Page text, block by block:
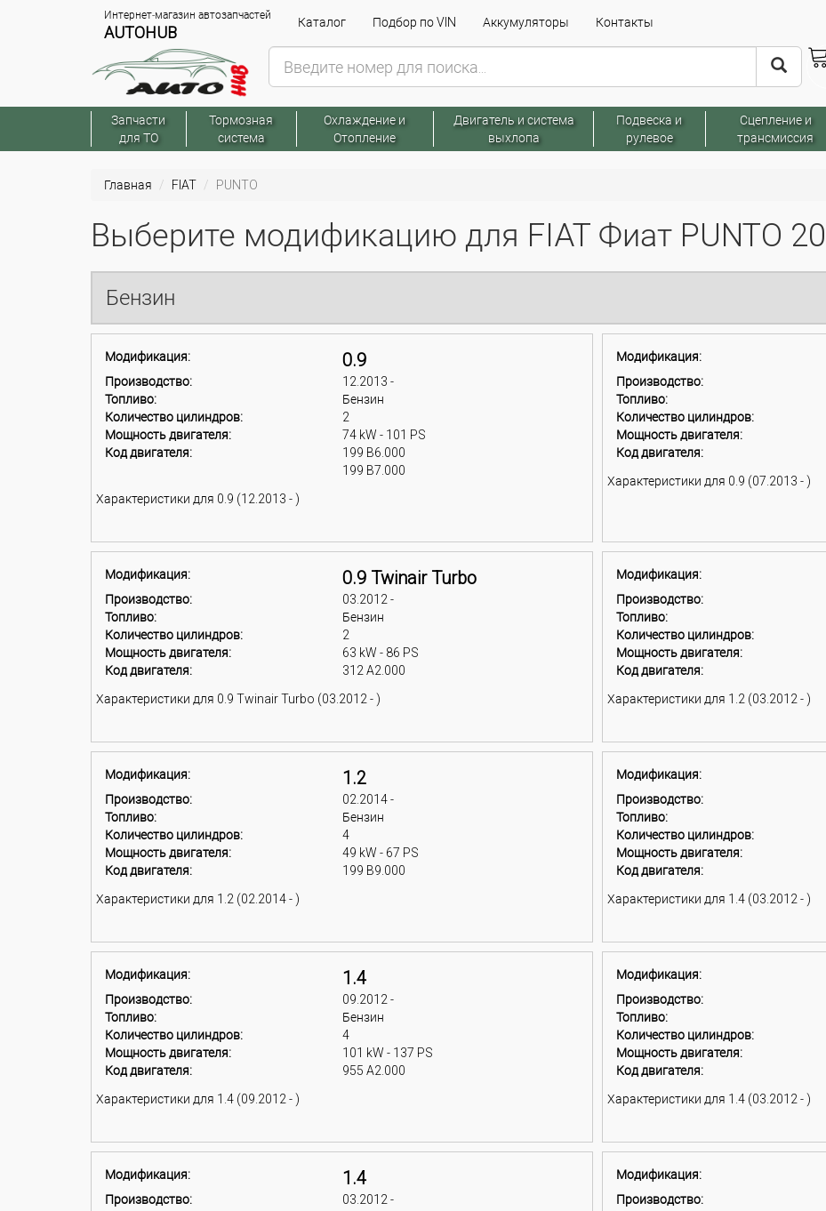
Интернет-магазин автозапчастей
AUTOHUB
Каталог Подбор по VIN Аккумуляторы Контакты
Запчасти
для ТО
Тормозная
система
Охлаждение и
Отопление
Двигатель и система
выхлопа
Подвеска и
рулевое
Сцепление и
трансмиссия
Главная FIAT PUNTO
Выберите модификацию для FIAT Фиат PUNTO
Бензин
Модификация: 0.9
Производство:
12.2013 -
Топливо:
Бензин
Количество цилиндров:
2
Мощность двигателя:
74 kW - 101 PS
Код двигателя:
199 B6.000
199 B7.000
Характеристики для 0.9 (12.2013 - )
Модификация:
Производство:
Топливо:
Количество цилиндров:
Мощность двигателя:
Код двигателя:
Характеристики для 0.9 (07.2013 - )
Модификация: 0.9 Twinair Turbo
Производство:
03.2012 -
Топливо:
Бензин
Количество цилиндров:
2
Мощность двигателя:
63 kW - 86 PS
Код двигателя:
312 A2.000
Характеристики для 0.9 Twinair Turbo (03.2012 - )
Модификация:
Производство:
Топливо:
Количество цилиндров:
Мощность двигателя:
Код двигателя:
Характеристики для 1.2 (03.2012 - )
Модификация: 1.2
Производство:
02.2014 -
Топливо:
Бензин
Количество цилиндров:
4
Мощность двигателя:
49 kW - 67 PS
Код двигателя:
199 B9.000
Характеристики для 1.2 (02.2014 - )
Модификация:
Производство:
Топливо:
Количество цилиндров:
Мощность двигателя:
Код двигателя:
Характеристики для 1.4 (03.2012 - )
Модификация: 1.4
Производство:
09.2012 -
Топливо:
Бензин
Количество цилиндров:
4
Мощность двигателя:
101 kW - 137 PS
Код двигателя:
955 A2.000
Характеристики для 1.4 (09.2012 - )
Модификация:
Производство:
Топливо:
Количество цилиндров:
Мощность двигателя:
Код двигателя:
Характеристики для 1.4 (03.2012 - )
Модификация: 1.4
Производство:
03.2012 -
Модификация:
Производство: